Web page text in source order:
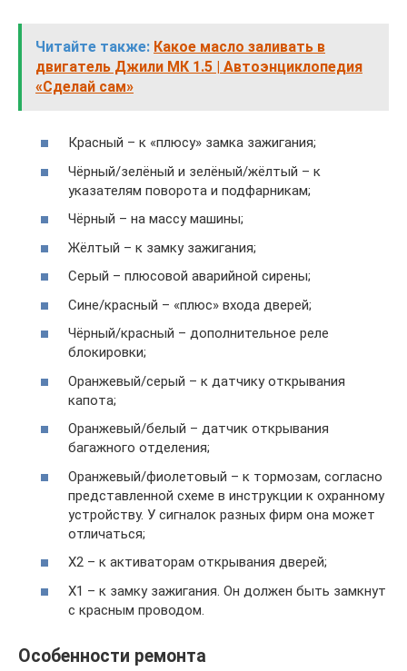
Читайте также: Какое масло заливать в
двигатель Джили МК 1.5 | Автоэнциклопедия
«Сделай сам»
Красный – к «плюсу» замка зажигания;
Чёрный/зелёный и зелёный/жёлтый – к
указателям поворота и подфарникам;
Чёрный – на массу машины;
Жёлтый – к замку зажигания;
Серый – плюсовой аварийной сирены;
Сине/красный – «плюс» входа дверей;
Чёрный/красный – дополнительное реле
блокировки;
Оранжевый/серый – к датчику открывания
капота;
Оранжевый/белый – датчик открывания
багажного отделения;
Оранжевый/фиолетовый – к тормозам, согласно
представленной схеме в инструкции к охранному
устройству. У сигналок разных фирм она может
отличаться;
Х2 – к активаторам открывания дверей;
Х1 – к замку зажигания. Он должен быть замкнут
с красным проводом.
Особенности ремонта